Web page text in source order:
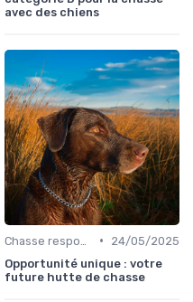
avec des chiens
•
24/05/2025
Opportunité unique : votre
future hutte de chasse